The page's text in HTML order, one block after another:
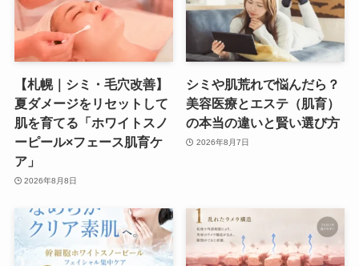
【札幌｜シミ・毛穴改善】
夏ダメージをリセットして
肌を育てる「ホワイトスノ
ーピール×フェース肌育ケ
ア」
2026年8月8日
シミや肌荒れで悩んだら？
美容医療とエステ（肌育）
の本当の違いと賢い選び方
2026年8月7日